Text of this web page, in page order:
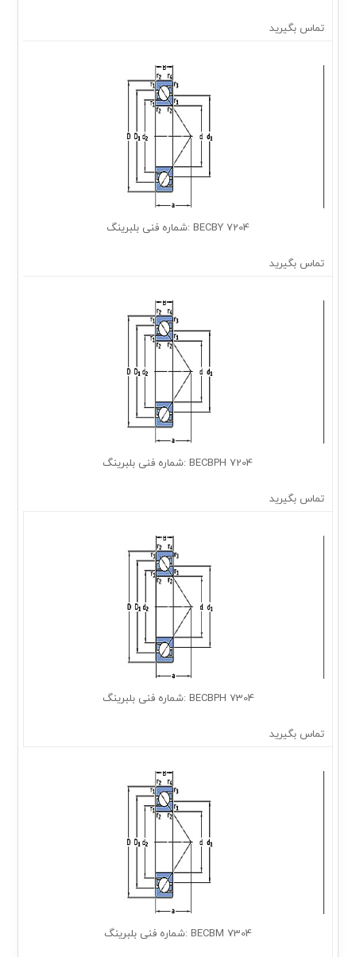
تماس بگیرید
7204 BECBY :شماره فنی بلبرینگ
تماس بگیرید
7204 BECBPH :شماره فنی بلبرینگ
تماس بگیرید
7304 BECBPH :شماره فنی بلبرینگ
تماس بگیرید
7304 BECBM :شماره فنی بلبرینگ